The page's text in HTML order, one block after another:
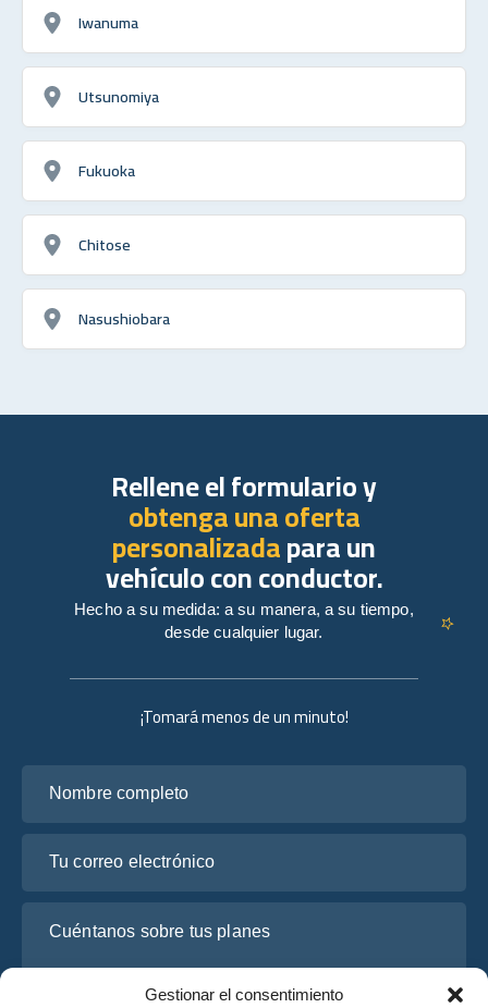
Gestionar el consentimiento
Iwanuma
Utsunomiya
Fukuoka
Chitose
Nasushiobara
¡Tomará menos de un minuto!
Rellene el formulario y
obtenga una oferta
personalizadapara un
vehículo con conductor.
Hecho a su medida: a su manera, a su tiempo,
desde cualquier lugar.